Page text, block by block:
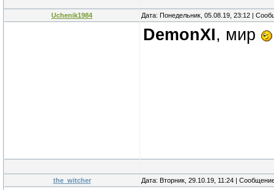
Uchenik1984 Дата: Понедельник, 05.08.19, 23:12 |
DemonXI, мир
the_witcher Дата: Вторник, 29.10.19, 11:24 |